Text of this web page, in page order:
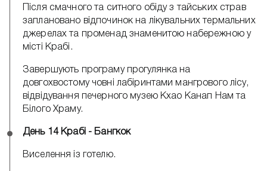
Після смачного та ситного обіду з тайських страв
заплановано відпочинок на лікувальних термальних
джерелах та променад знаменитою набережною у
місті Крабі.
Завершують програму прогулянка на
довгохвостому човні лабіринтами мангрового лісу,
відвідування печерного музею Кхао Канап Нам та
Білого Храму.
День 14 Крабі - Бангкок
Виселення із готелю.